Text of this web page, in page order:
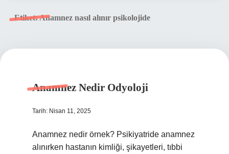
Etiket:Anamnez nasıl alınır psikolojide
Anamnez Nedir Odyoloji
Tarih: Nisan 11, 2025
Anamnez nedir örnek? Psikiyatride anamnez
alınırken hastanın kimliği, şikayetleri, tıbbi